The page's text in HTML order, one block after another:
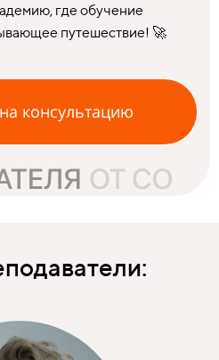
где обучение
путешествие! 🚀
консультацию